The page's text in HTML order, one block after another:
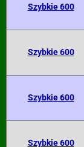
Szybkie 600
Szybkie 600
Szybkie 600
Szybkie 600